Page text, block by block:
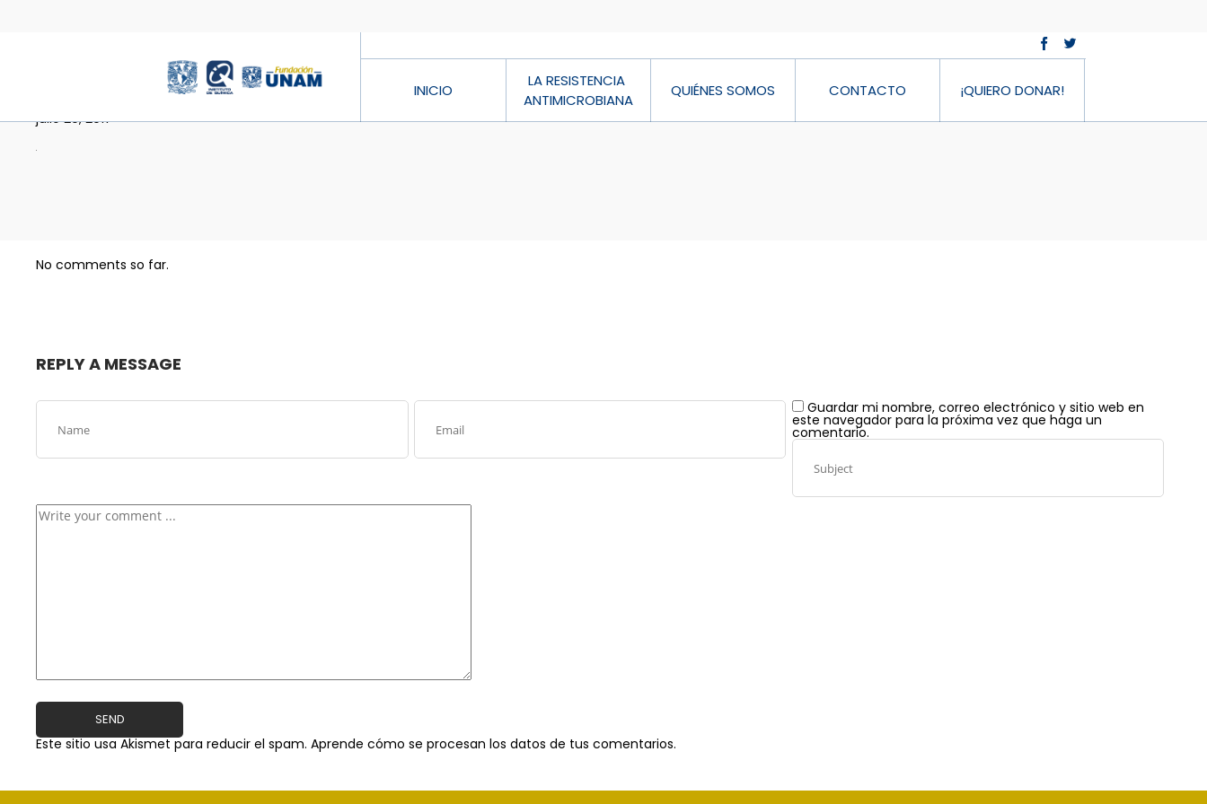
INICIO
LA RESISTENCIA
ANTIMICROBIANA
QUIÉNES SOMOS CONTACTO ¡QUIERO DONAR!
julio 29, 2017
No comments so far.
REPLY A MESSAGE
Guardar mi nombre, correo electrónico y sitio web en
este navegador para la próxima vez que haga un
comentario.
Este sitio usa Akismet para reducir el spam. Aprende cómo se procesan los datos de tus comentarios.